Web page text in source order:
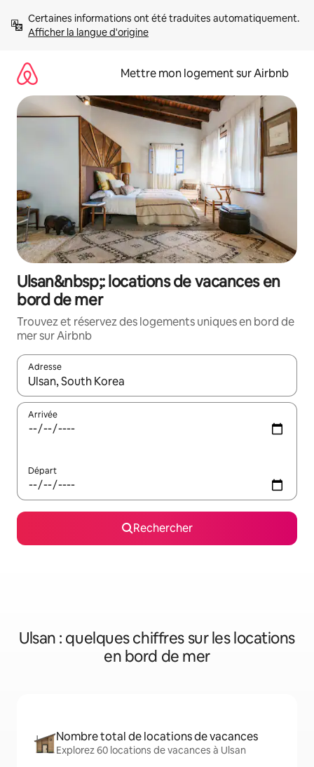
directement
Afficher la langue d'origine
Mettre mon logement sur Airbnb
Ulsan&nbsp;: locations de vacances en
bord de mer
Trouvez et réservez des logements uniques en bord de
mer sur Airbnb
Adresse
Lorsque les résultats s'affichent, utilisez les flèches vers le
Arrivée
Départ
Rechercher
Ulsan : quelques chiffres sur les locations
en bord de mer
Nombre total de locations de vacances
Explorez 60 locations de vacances à Ulsan